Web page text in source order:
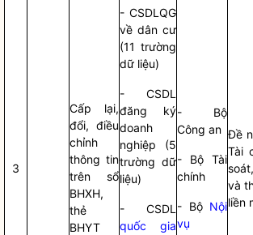
3
Cấp lại,
đổi, điều
chỉnh
thông tin
trên sổ
BHXH,
thẻ
BHYT
- CSDLQG
về dân cư
(11 trường
dữ liệu)
- CSDL
đăng ký
doanh
nghiệp (5
trường dữ
liệu)
- CSDL
quốc gia
- Bộ
Công an
- Bộ Tài
chính
- Bộ Nội
vụ
Đề
Tài
và
liền